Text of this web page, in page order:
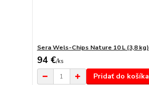
Sera Wels-Chips Nature 10 L (3,8 kg)
94 €/ks
Pridať do košíka